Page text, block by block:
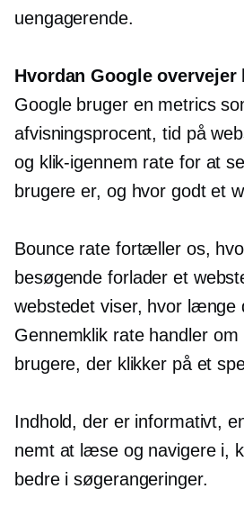
uengagerende.
Hvordan Google
Google bruger en metrics
afvisningsprocent, tid på
og klik-igennem rate for at
brugere er, og hvor godt et
Bounce rate fortæller os,
besøgende forlader et
webstedet viser, hvor længe
Gennemklik rate handler om
brugere, der klikker på et
Indhold, der er informativt,
nemt at læse og navigere i,
bedre i søgerangeringer.